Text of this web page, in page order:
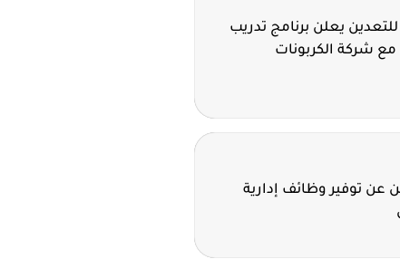
يعلن برنامج تدريب
مع شركة الكربونات
توفير وظائف إدارية